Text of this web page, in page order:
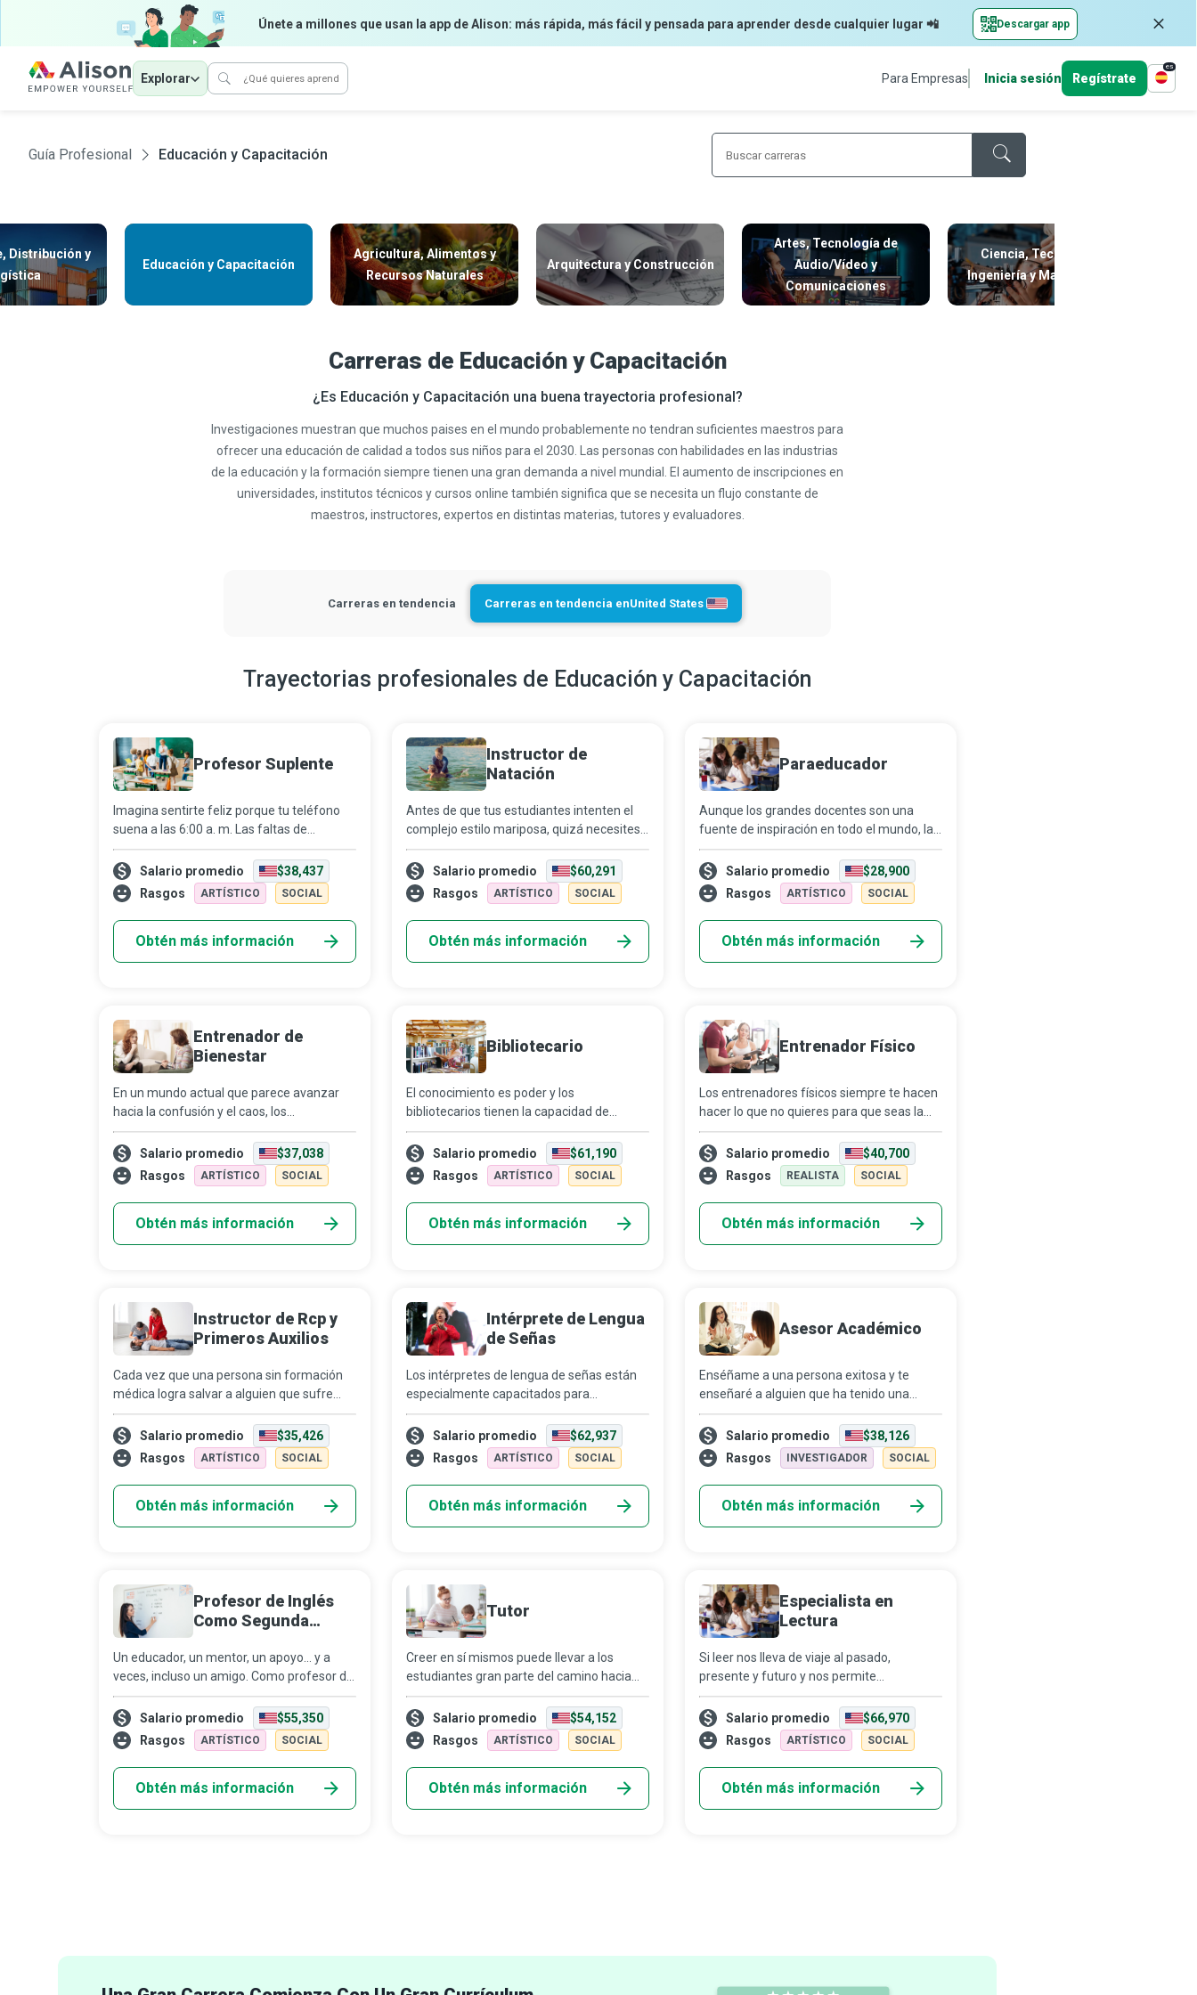
Únete a millones que usan la app de Alison: más rápida, más fácil y pensada para aprender desde cualquier lugar 📲 Descargar app
Explorar Para Empresas Inicia sesión Regístrate
es
Guía Profesional Educación y Capacitación
Distribución y
Educación y Capacitación
Agricultura, Alimentos y
Recursos Naturales
Arquitectura y Construcción
Artes, Tecnología de
Audio/Vídeo y
Comunicaciones
Ciencia, Tecnología,
Ingeniería y Matemáticas
Carreras de Educación y Capacitación
¿Es Educación y Capacitación una buena trayectoria profesional?
Investigaciones muestran que muchos paises en el mundo probablemente no tendran suficientes maestros para
ofrecer una educación de calidad a todos sus niños para el 2030. Las personas con habilidades en las industrias
de la educación y la formación siempre tienen una gran demanda a nivel mundial. El aumento de inscripciones en
universidades, institutos técnicos y cursos online también significa que se necesita un flujo constante de
maestros, instructores, expertos en distintas materias, tutores y evaluadores.
Carreras en tendencia Carreras en tendencia enUnited States
Trayectorias profesionales de Educación y Capacitación
Profesor Suplente
Imagina sentirte feliz porque tu teléfono
suena a las 6:00 a. m. Las faltas de
personal son frecuentes y, muchas veces,
inesperadas, ya que los profesores se
ausentan por capa...
Salario promedio
$38,437
Rasgos
ARTÍSTICO SOCIAL
Obtén más información
Instructor de
Natación
Antes de que tus estudiantes intenten el
complejo estilo mariposa, quizá necesites
ayudar a algunos a calmar los nervios.
Como instructor de natación, es parte de tu
trabajo a...
Salario promedio
$60,291
Rasgos
ARTÍSTICO SOCIAL
Obtén más información
Paraeducador
Aunque los grandes docentes son una
fuente de inspiración en todo el mundo, la
realidad es que la enseñanza es una tarea
difícil. Los paraeducadores intervienen
para cerrar la...
Salario promedio
$28,900
Rasgos
ARTÍSTICO SOCIAL
Obtén más información
Entrenador de
Bienestar
En un mundo actual que parece avanzar
hacia la confusión y el caos, los
entrenadores de bienestar animan a sus
clientes a “comer ligero, respirar
profundamente, vivir con mode...
Salario promedio
$37,038
Rasgos
ARTÍSTICO SOCIAL
Obtén más información
Bibliotecario
El conocimiento es poder y los
bibliotecarios tienen la capacidad de
ayudar a las personas a acceder a
información completa y precisa, lo que les
permite vivir su vida al máxi...
Salario promedio
$61,190
Rasgos
ARTÍSTICO SOCIAL
Obtén más información
Entrenador Físico
Los entrenadores físicos siempre te hacen
hacer lo que no quieres para que seas la
versión más saludable de ti mismo. Guían,
instruyen y motivan a personas o grupos
para que h...
Salario promedio
$40,700
Rasgos
REALISTA SOCIAL
Obtén más información
Instructor de Rcp y
Primeros Auxilios
Cada vez que una persona sin formación
médica logra salvar a alguien que sufre
una emergencia respiratoria o cardíaca, el
mérito corresponde, ante todo, al instructor
de RCP (...
Salario promedio
$35,426
Rasgos
ARTÍSTICO SOCIAL
Obtén más información
Intérprete de Lengua
de Señas
Los intérpretes de lengua de señas están
especialmente capacitados para
garantizar que las personas sordas, con
hipoacusia o con discapacidades del
desarrollo tengan el mismo ...
Salario promedio
$62,937
Rasgos
ARTÍSTICO SOCIAL
Obtén más información
Asesor Académico
Enséñame a una persona exitosa y te
enseñaré a alguien que ha tenido una
influencia realmente positiva en su vida;
una de ellas es un Consejero Académico
que ayuda a los estud...
Salario promedio
$38,126
Rasgos
INVESTIGADOR SOCIAL
Obtén más información
Profesor de Inglés
Como Segunda
Lengua (Els)
Un educador, un mentor, un apoyo… y a
veces, incluso un amigo. Como profesor de
inglés como segunda lengua (ESL),
probablemente desempeñarás muchos
roles en la vida de tus est...
Salario promedio
$55,350
Rasgos
ARTÍSTICO SOCIAL
Obtén más información
Tutor
Creer en sí mismos puede llevar a los
estudiantes gran parte del camino hacia
sus objetivos. Al instruirlos de manera
individual o grupal, los tutores no solo
refuerzan lo que...
Salario promedio
$54,152
Rasgos
ARTÍSTICO SOCIAL
Obtén más información
Especialista en
Lectura
Si leer nos lleva de viaje al pasado,
presente y futuro y nos permite
asomarnos a horizontes lejanos, los
especialistas en lectura son los guías que
motivan y animan a quienes...
Salario promedio
$66,970
Rasgos
ARTÍSTICO SOCIAL
Obtén más información